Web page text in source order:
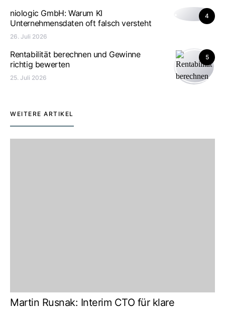
4
niologic GmbH: Warum KI
Unternehmensdaten oft falsch versteht
26. Juli 2026
5
Rentabilität berechnen und Gewinne
richtig bewerten
25. Juli 2026
WEITERE ARTIKEL
Martin Rusnak: Interim CTO für klare